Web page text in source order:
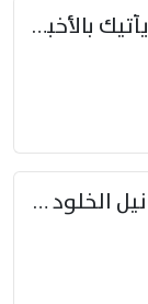
ستبدي لك الأيام ما كنت جاهلا … ويأتيك بالأخبار من لم تزوّد
فصبرا في مجال الموت صبرا … فما نيل الخلود بمستطاع